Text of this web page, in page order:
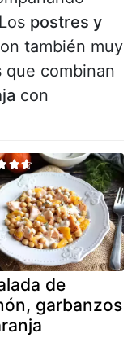
postres y
también muy
que combinan
con
de
garbanzos